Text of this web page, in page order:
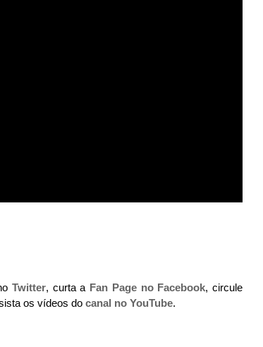
Twitter, curta a Fan Page no Facebook, circule
os vídeos do canal no YouTube.